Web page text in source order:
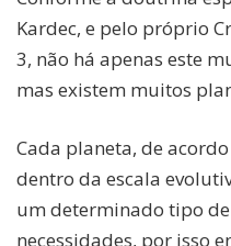
Kardec, e pelo próprio
3, não há apenas este
mas existem muitos
Cada planeta, de
dentro da escala
um determinado tipo
necessidades, por isso